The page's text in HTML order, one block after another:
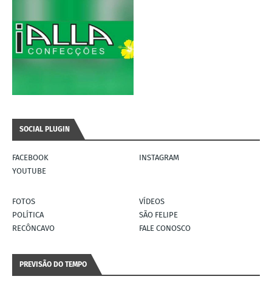
SOCIAL PLUGIN
FACEBOOK
INSTAGRAM
YOUTUBE
FOTOS
VÍDEOS
POLÍTICA
SÃO FELIPE
RECÔNCAVO
FALE CONOSCO
PREVISÃO DO TEMPO